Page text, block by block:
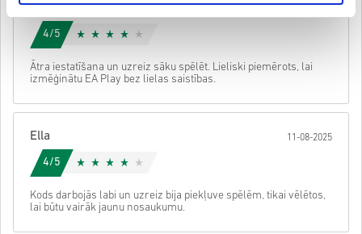
• Izvēlies produktu
• Izvēlies sev vēlamo maksājuma veidu
• Pabeidz pasūtījumu
Pēc tam saņemsi e-pastu ar drošu saiti, lai piekļūtu savam kodam.
• Dažiem produktiem varat saņemt vairāk nekā vienu kodu.
Atcelt Sūtīt
Sophie
4/5
Ātra iestatīšana un uzreiz sāku spēlēt. Lieliski piemērots, lai
izmēģinātu EA Play bez lielas saistības.
Ella 11-08-2025
4/5
Kods darbojās labi un uzreiz bija piekļuve spēlēm, tikai vēlētos,
lai būtu vairāk jaunu nosaukumu.